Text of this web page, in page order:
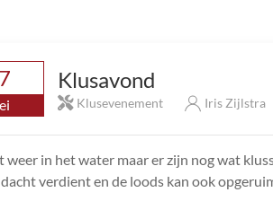
Klusavond
Klusevenement Iris Zijlstra
weer in het water maar er zijn nog wat
verdient en de loods kan ook